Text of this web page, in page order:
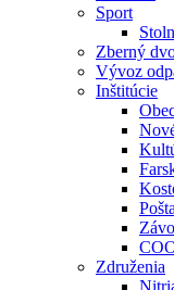
Sport
Zberný
Vývoz
Inštitúcie
Pošta
Združenia